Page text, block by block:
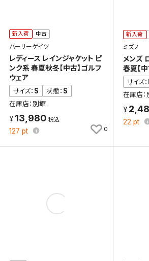
新入荷 中古
パーリーゲイツ
レディース レインジャケット ピ
ンク系 春夏秋冬【中古】ゴルフ
ウェア
サイズ： S 状態： S
在庫店：別館
13,980
127 pt 0
新入荷
ミズノ
メンズ
春夏【
サイズ：
在庫店：
22 pt